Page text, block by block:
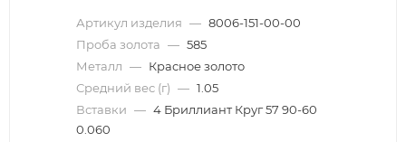
Артикул изделия — 8006-151-00-00
Проба золота — 585
Металл — Красное золото
Средний вес (г) — 1.05
Вставки — 4 Бриллиант Круг 57 90-60
0.060